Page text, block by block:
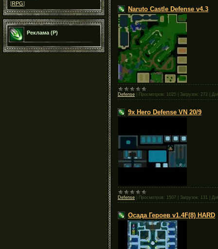
[RPG]
Реклама (Р)
Naruto Castle Defense v4.3
Defense Просмотров: 1025 Загрузок: 272
9x Hero Defense VN 20/9
Defense Просмотров: 1507 Загрузок: 131
Осада Героев v1.4F(8) HARD